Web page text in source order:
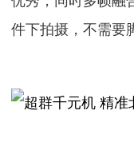
件下拍摄，不需要